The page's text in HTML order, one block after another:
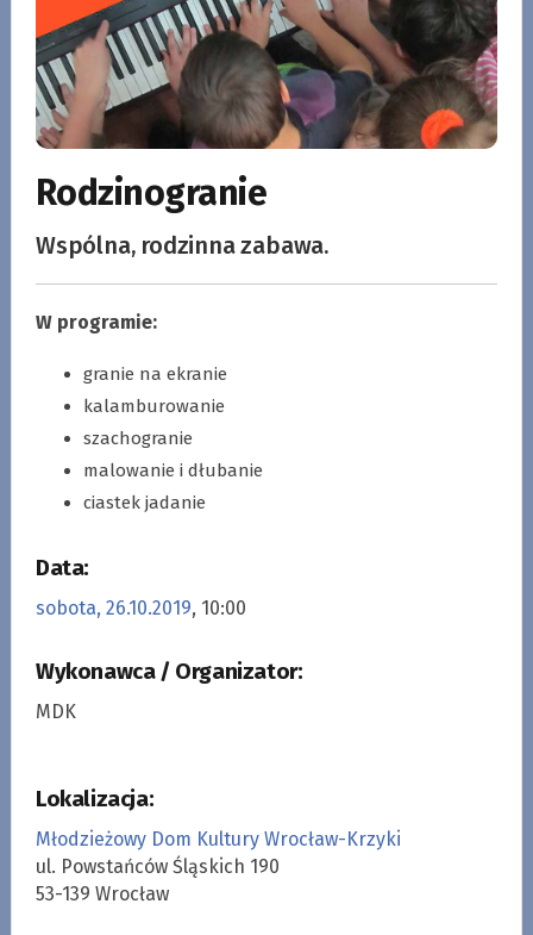
Rodzinogranie
Wspólna, rodzinna zabawa.
W programie:
granie na ekranie
kalamburowanie
szachogranie
malowanie i dłubanie
ciastek jadanie
Data:
sobota, 26.10.2019, 10:00
Wykonawca / Organizator:
MDK
Lokalizacja:
Młodzieżowy Dom Kultury Wrocław-Krzyki
ul. Powstańców Śląskich 190
53-139 Wrocław